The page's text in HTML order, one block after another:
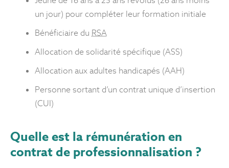
un jour) pour compléter leur formation initiale
Bénéficiaire du RSA
Allocation de solidarité spécifique (ASS)
Allocation aux adultes handicapés (AAH)
Personne sortant d’un contrat unique d’insertion
(CUI)
Quelle est la rémunération en
contrat de professionnalisation ?